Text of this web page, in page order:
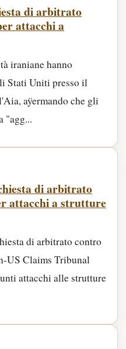
di arbitrato
attacchi a
iraniane hanno
Stati Uniti presso il
aÿermando che gli
"agg...
di arbitrato
attacchi a strutture
di arbitrato contro
US Claims Tribunal
attacchi alle strutture